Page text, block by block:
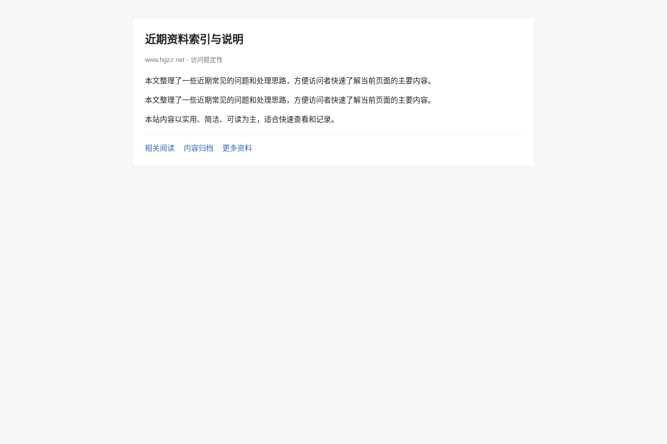
近期资料索引与说明
www.hgzz.net · 访问稳定性
本文整理了一些近期常见的问题和处理思路，方便访问者快速了解当前页面的主要内容。
本文整理了一些近期常见的问题和处理思路，方便访问者快速了解当前页面的主要内容。
本站内容以实用、简洁、可读为主，适合快速查看和记录。
相关阅读 内容归档 更多资料